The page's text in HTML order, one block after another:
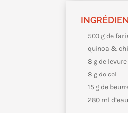
500 g de
quinoa &
8 g de levure
8 g de sel
15 g de
280 ml d’eau